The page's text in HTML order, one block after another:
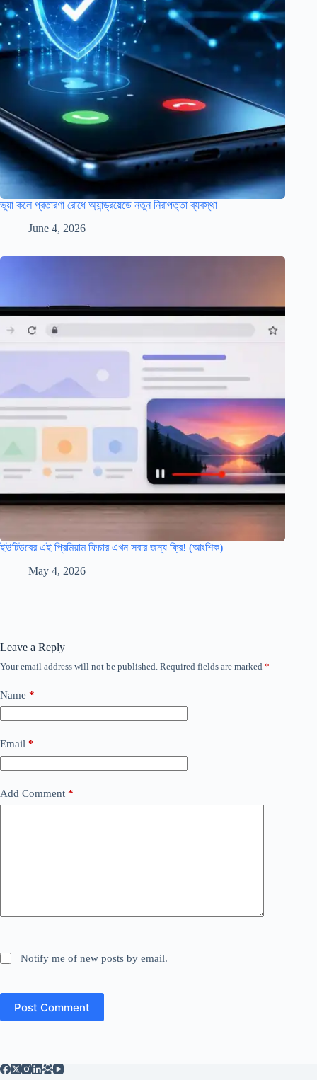
ভুয়া কলে প্রতারণা রোধে অ্যান্ড্রয়েডে নতুন নিরাপত্তা ব্যবস্থা
June 4, 2026
ইউটিউবের এই প্রিমিয়াম ফিচার এখন সবার জন্য ফ্রি! (আংশিক)
May 4, 2026
Leave a Reply
Your email address will not be published. Required fields are marked *
Name *
Email *
Add Comment *
Notify me of new posts by email.
Post Comment